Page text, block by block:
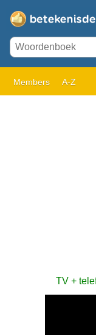
Members A-Z
TV +